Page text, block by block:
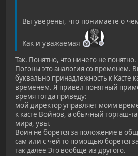
Вы уверены, что понимаете о
Как и уважаемая
Так. Понятно, что ничего не понятно.
Погоны это аналогия со временем.
буквально принадлежность к Касте
временем. Я привел понятный
время тогда приведу:
мой директор управляет моим
к касте Войнов, а обычный торгаш-
мира, увы.
Воин не борется за положение в
сам или с чей то помощью борется
так далее Это вообще из другого.